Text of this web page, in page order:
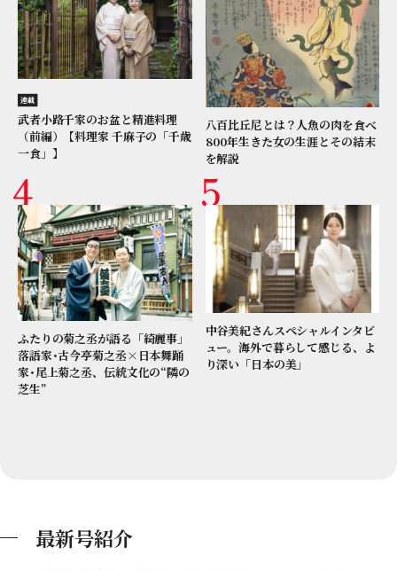
連載
武者小路千家のお盆と精進料理
（前編）【料理家 千麻子の「千歳
一食」】
八百比丘尼とは？人魚の肉を食べ
800年生きた女の生涯とその結末
を解説
ふたりの菊之丞が語る「綺麗事」
落語家･古今亭菊之丞×日本舞踊
家･尾上菊之丞、伝統文化の“隣の
芝生”
中谷美紀さんスペシャルインタビ
ュー。海外で暮らして感じる、よ
り深い「日本の美」
最新号紹介